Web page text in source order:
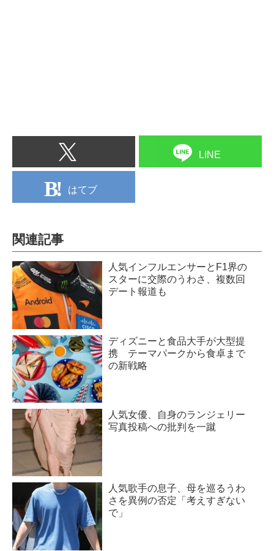
LINE
はてブ
関連記事
人気インフルエンサーとF1界の
スターに交際のうわさ、複数回
デート報道も
ディズニーと食品大手が大型提
携 テーマパークから食卓まで
の新戦略
人気女優、自身のランジェリー
写真投稿への批判を一蹴
人気歌手の息子、母を巡るうわ
さを異例の否定「考えすぎない
で」